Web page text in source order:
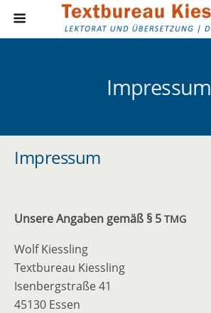
Impressum
Impressum
Unsere Angaben gemäß § 5 TMG
Wolf Kiessling
Textbureau Kiessling
Isenberg­straße 41
45130 Essen